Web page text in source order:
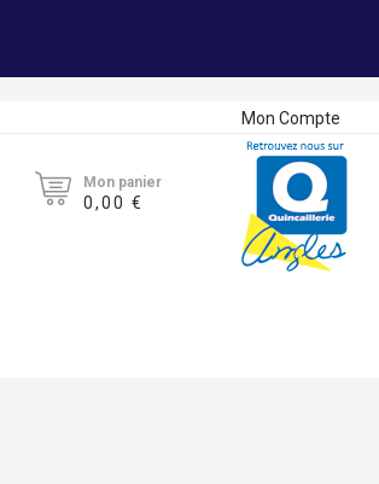
Mon Compte
Mon panier
0,00 €